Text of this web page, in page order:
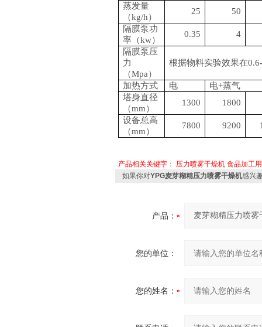
蒸发量
（kg/h）
25
50
隔膜泵功
率（kw）
0.35
4
隔膜泵压
力
（Mpa）
根据物料实验效果在
加热方式 电 电+蒸气
塔身直径
（mm）
1300
1800
设备总高
（mm）
7800 9200
产品相关关键字： 压力喷雾干燥机 食品加工
如果你对YPG麦芽糊精压力喷雾干燥机感兴
产品：
您的单位：
您的姓名：